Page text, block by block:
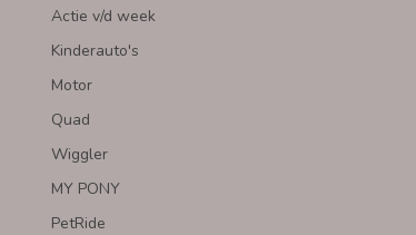
Actie v/d week
Kinderauto's
Motor
Quad
Wiggler
MY PONY
PetRide